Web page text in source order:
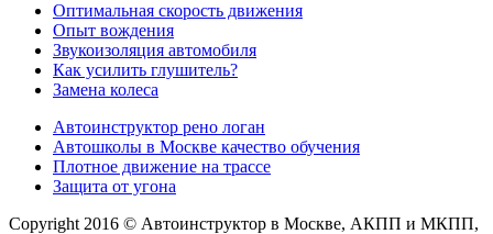
Оптимальная скорость движения
Опыт вождения
Звукоизоляция автомобиля
Как усилить глушитель?
Замена колеса
Автоинструктор рено логан
Автошколы в Москве качество обучения
Плотное движение на трассе
Защита от угона
Copyright 2016 © Автоинструктор в Москве, АКПП и МКПП,